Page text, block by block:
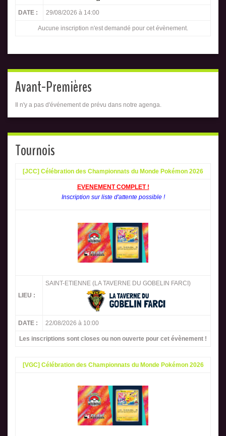
DATE : 29/08/2026 à 14:00
Aucune inscription n'est demandé pour cet évènement.
Avant-Premières
Il n'y a pas d'événement de prévu dans notre agenga.
Tournois
[JCC] Célébration des Championnats du Monde Pokémon 2026
EVENEMENT COMPLET !
Inscription sur liste d'attente possible !
LIEU :
SAINT-ETIENNE (LA TAVERNE DU GOBELIN FARCI)
DATE : 22/08/2026 à 10:00
Les inscriptions sont closes ou non ouverte pour cet évènement !
[VGC] Célébration des Championnats du Monde Pokémon 2026